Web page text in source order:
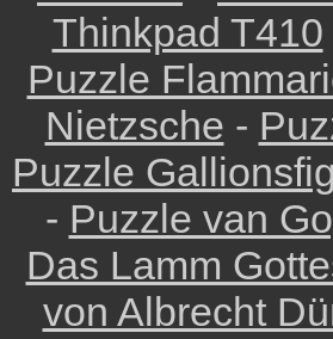
Thinkpad T410
Puzzle
Nietzsche -
Puzzle
- Puzzle van
Das Lamm
von Albrecht